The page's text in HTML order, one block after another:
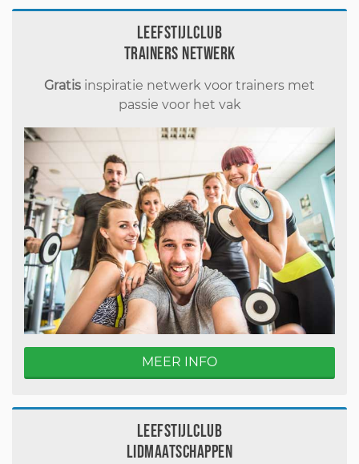
Leefstijlclub
Trainers Netwerk
Gratis inspiratie netwerk voor trainers met
passie voor het vak
MEER INFO
Leefstijlclub
Lidmaatschappen